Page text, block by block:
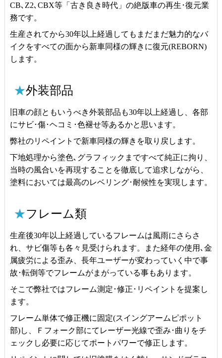
CB､Z2､CBX等「古き良き時代」の絶版車の再生･復元業
務です。
生産されてから30年以上経過してもまだまだ魅力的なバ
イクをすべての面から新車同様の輝きに復元(REBORN)
します。
★外装部品
旧車の顔ともいうべき外装部品も30年以上経過し、各部
にサビ･傷･ヘコミ･色褪せ等あるかと思います。
弊社のリペイントで新車同様の輝きを取り戻します。
下地処理から塗色､グラフィックまですべて純正に拘り、
当時の風合いを再現することを徹底して追求しながら、
塗料においては最高のレベリング･耐候性を実現します。
★フレーム類
生産後30年以上経過しているフレームは風雨にさらさ
れ、サビ傷等も各々見受けられます。また経年の使用､金
属疲労による歪み、長年ユーザーが変わっていく中で事
故･転倒等でフレームがまがっている事もあります。
そこで弊社ではフレーム測定･修正･リペイントを提案し
ます。
フレーム単体で修正機に固定(スイングアームピポット
部)し、Ｆフォーク部にてレーザー光線で歪み･曲りをチ
ェックし必要に応じてポートパワーで修正します。